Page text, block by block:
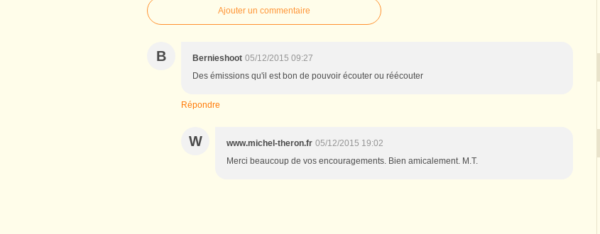
Ajouter un commentaire
B Bernieshoot 05/12/2015 09:27
Des émissions qu'il est bon de pouvoir écouter ou réécouter
Répondre
W www.michel-theron.fr 05/12/2015 19:02
Merci beaucoup de vos encouragements. Bien amicalement. M.T.